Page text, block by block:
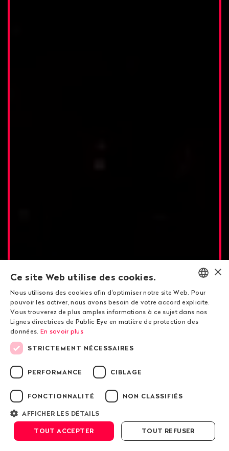
Gunvor en Équateur
En Amazonie, un prédateur
nommé Gunvor
Défiler vers le bas
ENGLISH
DEUTSCH
×
Ce site Web utilise des cookies.
Nous utilisons des cookies afin d'optimiser notre site Web. Pour
pouvoir les activer, nous avons besoin de votre accord explicite.
Vous trouverez de plus amples informations à ce sujet dans nos
Lignes directrices de Public Eye en matière de protection des
données. En savoir plus
STRICTEMENT NÉCESSAIRES
PERFORMANCE CIBLAGE
FONCTIONNALITÉ NON CLASSIFIÉS
AFFICHER LES DÉTAILS
TOUT ACCEPTER TOUT REFUSER